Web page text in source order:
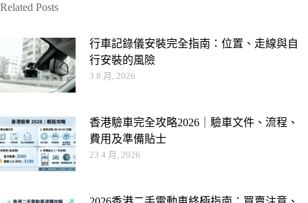
Related Posts
行車記錄儀安裝完全指南：位置、走線與自
行安裝的風險
3 8 月, 2026
香港驗車完全攻略2026｜驗車文件、流程、
費用及準備貼士
23 4 月, 2026